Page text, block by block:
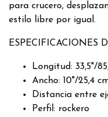
para crucero,
estilo libre por igual.
ESPECIFICACIONES
Longitud: 33,5"/
Ancho: 10"/25,4
Distancia entre
Perfil: rockero